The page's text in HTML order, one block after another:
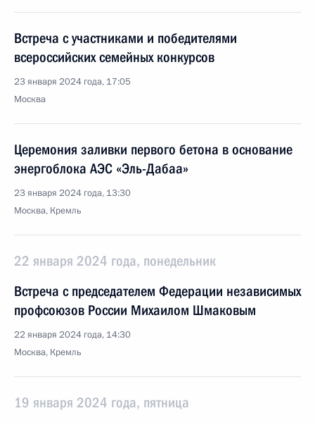
Встреча с участниками и победителями
всероссийских семейных конкурсов
23 января 2024 года, 17:05
Москва
Церемония заливки первого бетона в основание
энергоблока АЭС «Эль-Дабаа»
23 января 2024 года, 13:30
Москва, Кремль
22 января 2024 года, понедельник
Встреча с председателем Федерации независимых
профсоюзов России Михаилом Шмаковым
22 января 2024 года, 14:30
Москва, Кремль
19 января 2024 года, пятница